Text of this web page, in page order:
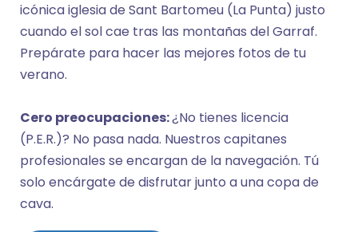
icónica iglesia de Sant Bartomeu (La Punta) justo
cuando el sol cae tras las montañas del Garraf.
Prepárate para hacer las mejores fotos de tu
verano.
Cero preocupaciones:¿No tienes licencia
(P.E.R.)? No pasa nada. Nuestros capitanes
profesionales se encargan de la navegación. Tú
solo encárgate de disfrutar junto a una copa de
cava.